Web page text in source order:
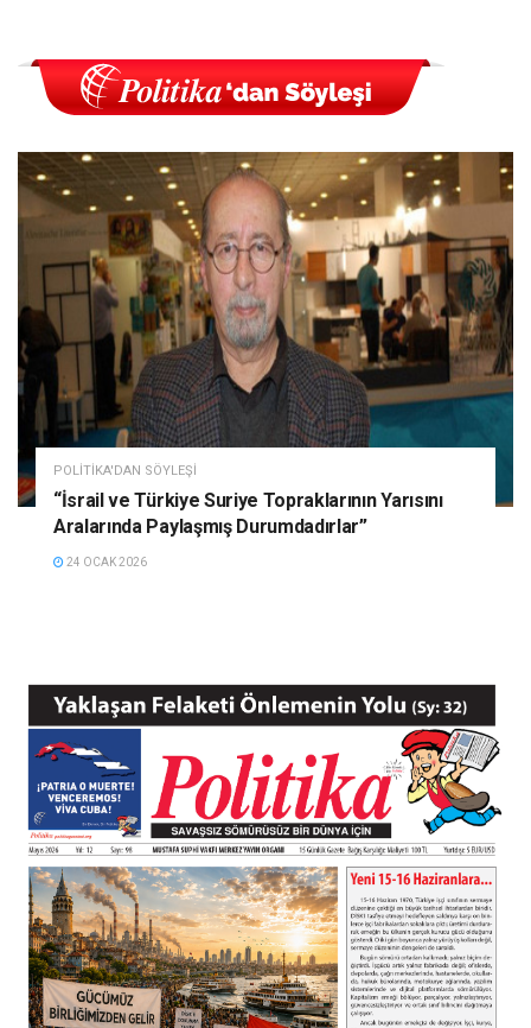
POLITIKA'DAN SÖYLEŞI
“İsrail ve Türkiye Suriye Topraklarının Yarısını
Aralarında Paylaşmış Durumdadırlar”
24 OCAK 2026